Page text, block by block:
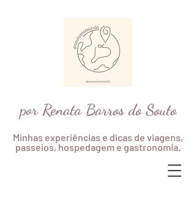
por Renata Barros do Souto
Minhas experiências e dicas de viagens,
passeios, hospedagem e gastronomia.